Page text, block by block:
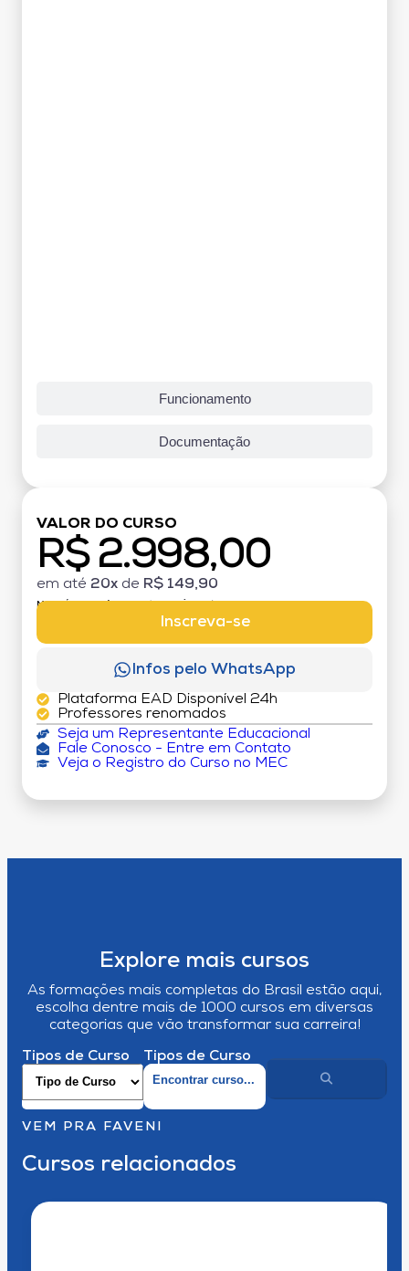
Funcionamento
Documentação
VALOR DO CURSO
R$ 2.998,00
em até 20x de R$ 149,90
MATRÍCULA:
Inscreva-se
Infos pelo WhatsApp
Plataforma EAD Disponível 24h
Professores renomados
Seja um Representante Educacional
Fale Conosco - Entre em Contato
Veja o Registro do Curso no MEC
Explore mais cursos
As formações mais completas do Brasil estão aqui,
escolha dentre mais de 1000 cursos em diversas
categorias que vão transformar sua carreira!
Tipos de Curso Tipos de Curso
VEM PRA FAVENI
Cursos relacionados